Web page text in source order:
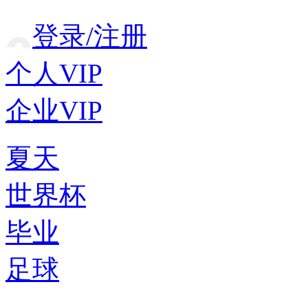
登录/注册
个人VIP
企业VIP
夏天
世界杯
毕业
足球